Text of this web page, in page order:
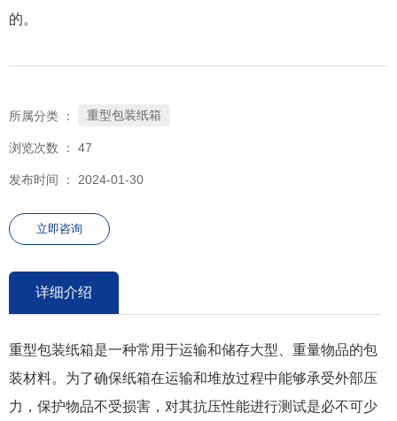
的。
所属分类 ： 重型包装纸箱
浏览次数 ： 47
发布时间 ： 2024-01-30
立即咨询
详细介绍
重型包装纸箱是一种常用于运输和储存大型、重量物品的包
装材料。为了确保纸箱在运输和堆放过程中能够承受外部压
力，保护物品不受损害，对其抗压性能进行测试是必不可少